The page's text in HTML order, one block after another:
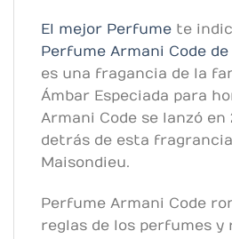
El mejor Perfume te
Perfume Armani Code
es una fragancia de la
Ámbar Especiada para
Armani Code se lanzó en
detrás de esta
Maisondieu.
Perfume Armani Code
reglas de los perfumes y